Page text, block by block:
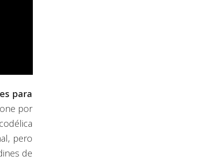
para
por
pero
de